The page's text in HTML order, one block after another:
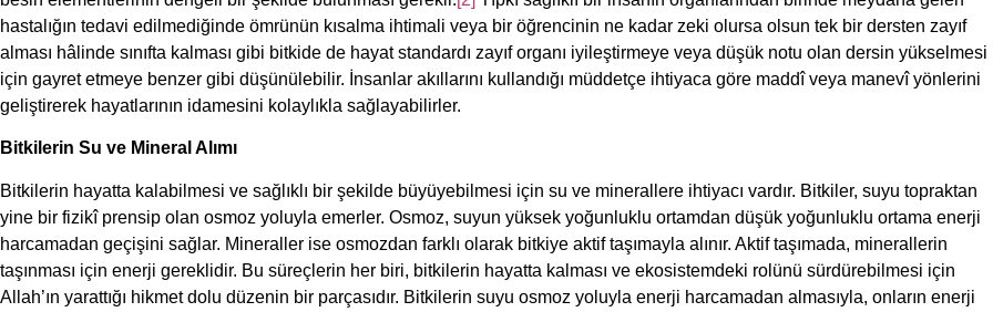
hastalığın tedavi edilmediğinde ömrünün kısalma ihtimali veya bir öğrencinin ne kadar zeki olursa olsun tek bir dersten zayıf
alması hâlinde sınıfta kalması gibi bitkide de hayat standardı zayıf organı iyileştirmeye veya düşük notu olan dersin yükselmesi
için gayret etmeye benzer gibi düşünülebilir. İnsanlar akıllarını kullandığı müddetçe ihtiyaca göre maddî veya manevî yönlerini
geliştirerek hayatlarının idamesini kolaylıkla sağlayabilirler.
Bitkilerin Su ve Mineral Alımı
Bitkilerin hayatta kalabilmesi ve sağlıklı bir şekilde büyüyebilmesi için su ve minerallere ihtiyacı vardır. Bitkiler, suyu topraktan
yine bir fizikî prensip olan osmoz yoluyla emerler. Osmoz, suyun yüksek yoğunluklu ortamdan düşük yoğunluklu ortama enerji
harcamadan geçişini sağlar. Mineraller ise osmozdan farklı olarak bitkiye aktif taşımayla alınır. Aktif taşımada, minerallerin
taşınması için enerji gereklidir. Bu süreçlerin her biri, bitkilerin hayatta kalması ve ekosistemdeki rolünü sürdürebilmesi için
Allah’ın yarattığı hikmet dolu düzenin bir parçasıdır. Bitkilerin suyu osmoz yoluyla enerji harcamadan almasıyla, onların enerji